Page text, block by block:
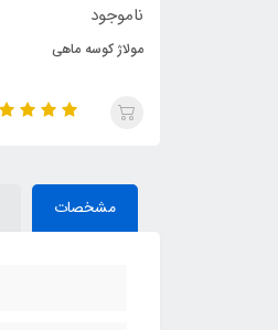
ناموجود
مولاژ کوسه ماهی
مشخصات